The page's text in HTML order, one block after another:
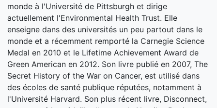
monde à l'Université de Pittsburgh et dirige
actuellement l'Environmental Health Trust. Elle
enseigne dans des universités un peu partout dans le
monde et a récemment remporté la Carnegie Science
Medal en 2010 et le Lifetime Achievement Award de
Green American en 2012. Son livre publié en 2007, The
Secret History of the War on Cancer, est utilisé dans
des écoles de santé publique réputées, notamment à
l'Université Harvard. Son plus récent livre, Disconnect,